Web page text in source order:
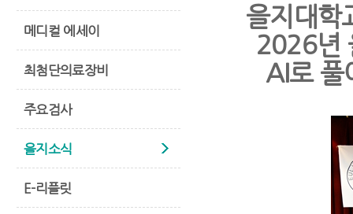
메디컬 에세이
최첨단의료장비
주요검사
을지소식
E-리플릿
을지대학
2026년
AI로 풀